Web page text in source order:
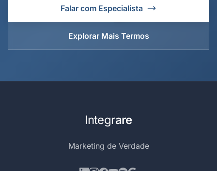
Falar com Especialista
Explorar Mais Termos
Integrare
Marketing de Verdade